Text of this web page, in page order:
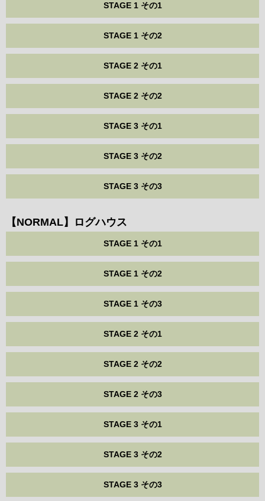
STAGE 1 その1
STAGE 1 その2
STAGE 2 その1
STAGE 2 その2
STAGE 3 その1
STAGE 3 その2
STAGE 3 その3
【NORMAL】ログハウス
STAGE 1 その1
STAGE 1 その2
STAGE 1 その3
STAGE 2 その1
STAGE 2 その2
STAGE 2 その3
STAGE 3 その1
STAGE 3 その2
STAGE 3 その3